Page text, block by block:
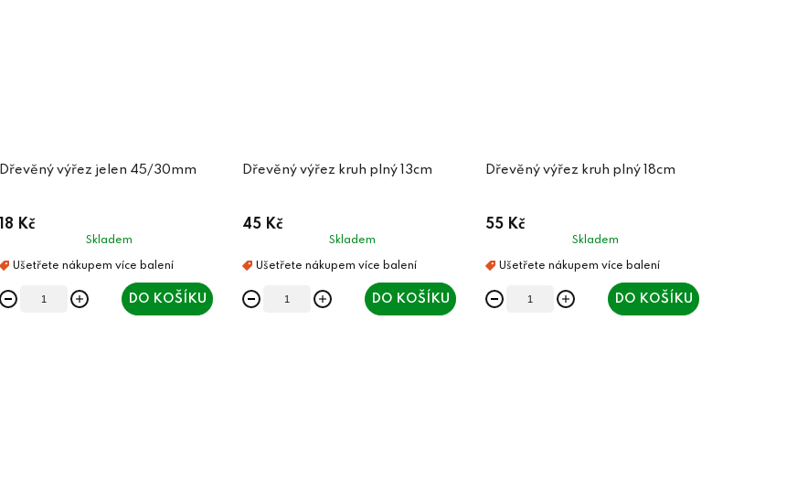
Dřevěný výřez jelen 45/30mm
18 Kč
Skladem
DO KOŠÍKU
Dřevěný výřez kruh plný 13cm
45 Kč
Skladem
DO KOŠÍKU
Dřevěný výřez kruh plný 18cm
55 Kč
Skladem
DO KOŠÍKU